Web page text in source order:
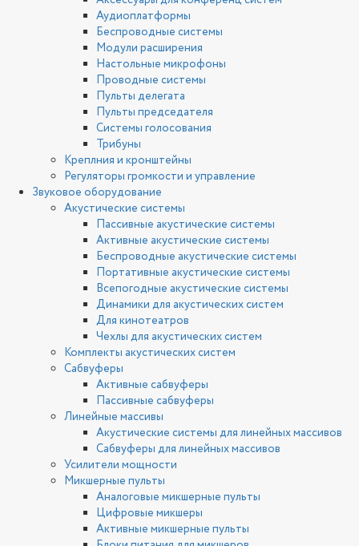
Аудиоплатформы
Беспроводные системы
Модули расширения
Настольные микрофоны
Проводные системы
Пульты делегата
Пульты председателя
Системы голосования
Трибуны
Креплния и кронштейны
Регуляторы громкости и управление
Звуковое оборудование
Акустические системы
Пассивные акустические системы
Активные акустические системы
Беспроводные акустические системы
Портативные акустические системы
Всепогодные акустические системы
Динамики для акустических систем
Для кинотеатров
Чехлы для акустических систем
Комплекты акустических систем
Сабвуферы
Активные сабвуферы
Пассивные сабвуферы
Линейные массивы
Акустические системы для линейных массивов
Сабвуферы для линейных массивов
Усилители мощности
Микшерные пульты
Аналоговые микшерные пульты
Цифровые микшеры
Активные микшерные пульты